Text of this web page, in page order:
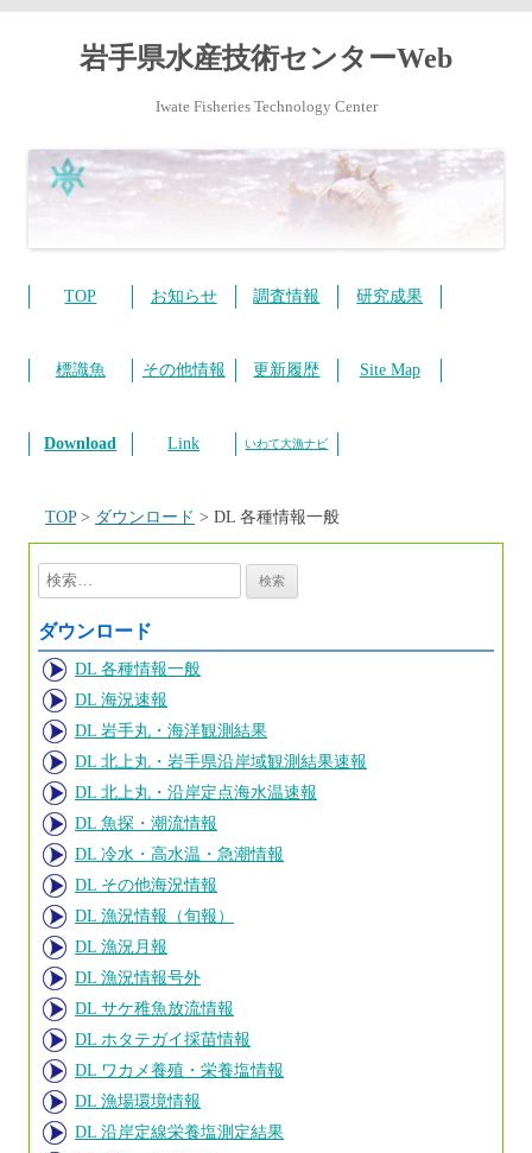
岩手県水産技術センターWeb
Iwate Fisheries Technology Center
テ
ン
ス
キ
TOP お知らせ 調査情報 研究成果
標識魚 その他情報 更新履歴 Site Map
Download Link いわて大漁ナビ
TOP> ダウンロード > DL 各種情報一般
検
索:
ダウンロード
DL 各種情報一般
DL 海況速報
DL 岩手丸・海洋観測結果
DL 北上丸・岩手県沿岸域観測結果速報
DL 北上丸・沿岸定点海水温速報
DL 魚探・潮流情報
DL 冷水・高水温・急潮情報
DL その他海況情報
DL 漁況情報（旬報）
DL 漁況月報
DL 漁況情報号外
DL サケ稚魚放流情報
DL ホタテガイ採苗情報
DL ワカメ養殖・栄養塩情報
DL 漁場環境情報
DL 沿岸定線栄養塩測定結果